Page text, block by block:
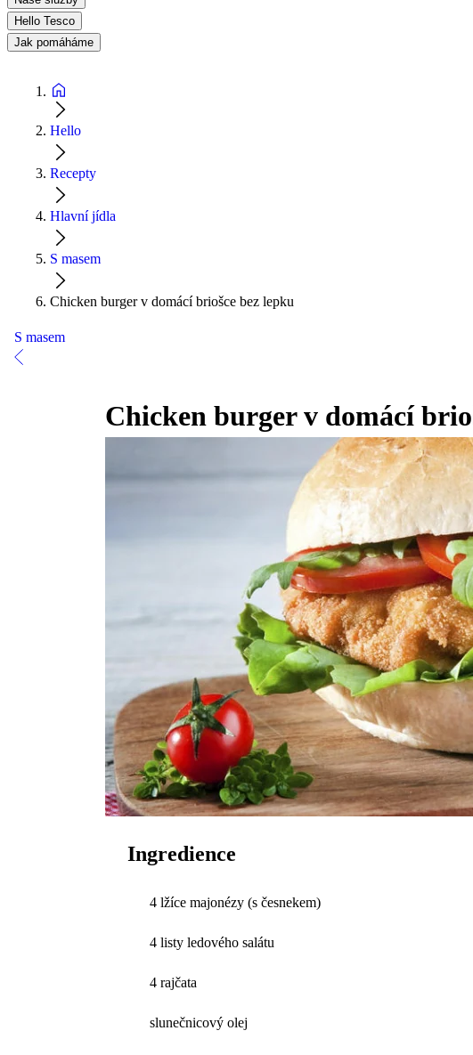
Hello Tesco
Jak pomáháme
Hello
Recepty
Hlavní jídla
S masem
Chicken burger v domácí briošce bez lepku
S masem
Chicken burger v domácí
Ingredience
4 lžíce majonézy (s česnekem)
4 listy ledového salátu
4 rajčata
slunečnicový olej